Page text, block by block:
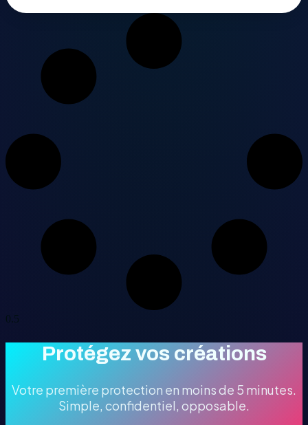
Protégez vos créations
Votre première protection en moins de 5 minutes.
Simple, confidentiel, opposable.